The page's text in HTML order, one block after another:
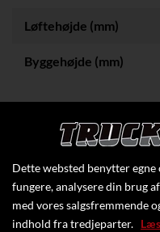
Løftehøjde (mm)
Byggehøjde (mm)
Klik her for at
Dette websted benytter
fungere, analysere din brug
med vores salgsfremmende
indhold fra tredjeparter.